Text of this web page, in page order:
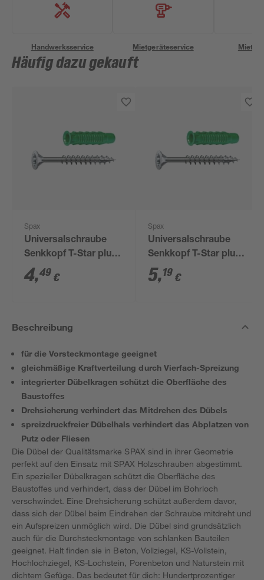
Handwerksservice Mietgeräteservice
Häufig dazu gekauft
Spax
Universalschraube
Senkkopf T-Star plus
T20 Stahl Ø 4,5 x 45
mm inkl. Dübel Typ-
4,49 €
Spax
Universalschraube
Senkkopf T-Star plus
T20 Stahl Ø 4,5 x 60
mm inkl. Dübel Typ-
5,19 €
Beschreibung
für die Vorsteckmontage geeignet
gleichmäßige Kraftverteilung durch Vierfach-Spreizung
integrierter Dübelkragen schützt die Oberfläche des
Baustoffes
Drehsicherung verhindert das Mitdrehen des Dübels
spreizdruckfreier Dübelhals verhindert das Abplatzen von
Putz oder Fliesen
Die Dübel der Qualitätsmarke SPAX sind in ihrer Geometrie
perfekt auf den Einsatz mit SPAX Holzschrauben abgestimmt.
Ein spezieller Dübelkragen schützt die Oberfläche des
Baustoffes und verhindert, dass der Dübel im Bohrloch
verschwindet. Eine Drehsicherung schützt außerdem davor,
dass sich der Dübel beim Eindrehen der Schraube mitdreht und
ein Aufspreizen unmöglich wird. Die Dübel sind grundsätzlich
auch für die Durchsteckmontage von schlanken Bauteilen
geeignet. Halt finden sie in Beton, Vollziegel, KS-Vollstein,
Hochlochziegel, KS-Lochstein, Porenbeton und Naturstein mit
dichtem Gefüge. Das bedeutet für dich: Hundertprozentiger